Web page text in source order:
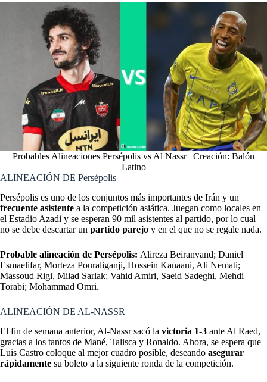
Probables Alineaciones Persépolis vs Al Nassr | Creación: Balón
Latino
ALINEACIÓN DE Persépolis
Persépolis es uno de los conjuntos más importantes de Irán y un
frecuente asistente a la competición asiática. Juegan como locales en
el Estadio Azadi y se esperan 90 mil asistentes al partido, por lo cual
no se debe descartar un partido parejo y en el que no se regale nada.
Probable alineación de Persépolis: Alireza Beiranvand; Daniel
Esmaelifar, Morteza Pouraliganji, Hossein Kanaani, Ali Nemati;
Massoud Rigi, Milad Sarlak; Vahid Amiri, Saeid Sadeghi, Mehdi
Torabi; Mohammad Omri.
ALINEACIÓN DE AL-NASSR
El fin de semana anterior, Al-Nassr sacó la victoria 1-3 ante Al Raed,
gracias a los tantos de Mané, Talisca y Ronaldo. Ahora, se espera que
Luis Castro coloque al mejor cuadro posible, deseando asegurar
rápidamente su boleto a la siguiente ronda de la competición.